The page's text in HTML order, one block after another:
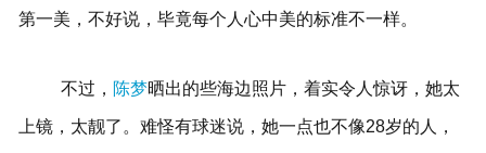
第一美，不好说，毕竟每个人心中美的标准不一样。
不过， 陈梦晒出的些海边照片，着实令人惊讶，她太
上镜，太靓了。难怪有球迷说，她一点也不像28岁的人，